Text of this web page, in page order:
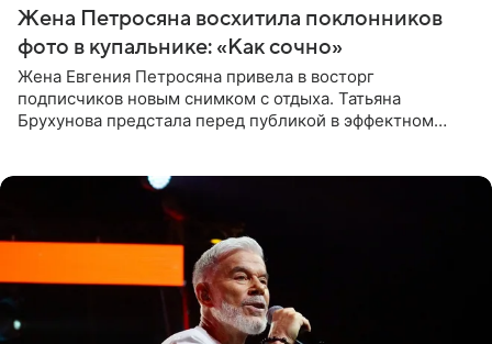
Жена Петросяна восхитила поклонников
фото в купальнике: «Как сочно»
Жена Евгения Петросяна привела в восторг
подписчиков новым снимком с отдыха. Татьяна
Брухунова предстала перед публикой в эффектном